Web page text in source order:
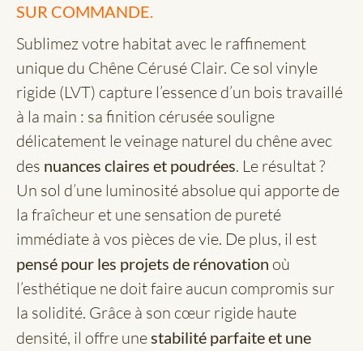
SUR COMMANDE.
Sublimez votre habitat avec le raffinement
unique du Chêne Cérusé Clair. Ce sol vinyle
rigide (LVT) capture l’essence d’un bois travaillé
à la main : sa finition cérusée souligne
délicatement le veinage naturel du chêne avec
des nuances claires et poudrées. Le résultat ?
Un sol d’une luminosité absolue qui apporte de
la fraîcheur et une sensation de pureté
immédiate à vos pièces de vie. De plus, il est
pensé pour les projets de rénovation où
l’esthétique ne doit faire aucun compromis sur
la solidité. Grâce à son cœur rigide haute
densité, il offre unestabilité parfaite et une